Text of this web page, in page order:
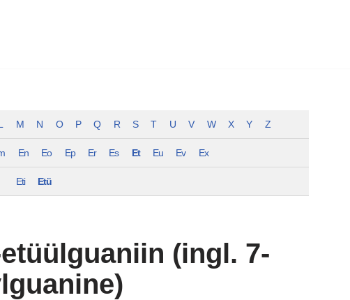
M N O P Q R S T U V W X Y Z
En Eo Ep Er Es Et Eu Ev Ex
Eti Etü
(ingl. 7-